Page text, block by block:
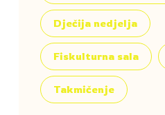
Dječija nedjelja
Fiskulturna sala
Takmičenje